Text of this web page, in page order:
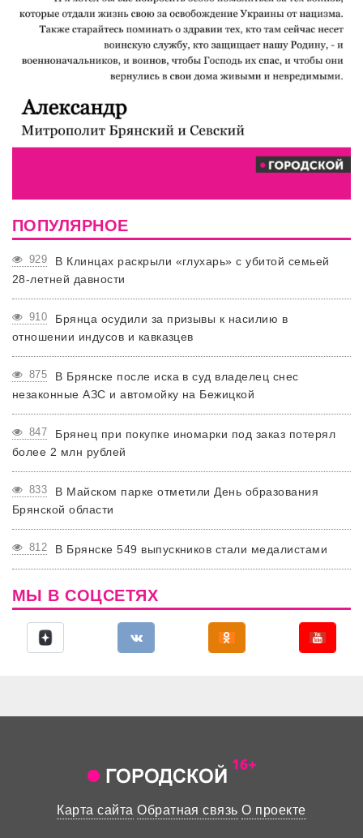
ПОПУЛЯРНОЕ
929
В Клинцах раскрыли «глухарь» с убитой семьей
28-летней давности
910
Брянца осудили за призывы к насилию в
отношении индусов и кавказцев
875
В Брянске после иска в суд владелец снес
незаконные АЗС и автомойку на Бежицкой
847
Брянец при покупке иномарки под заказ потерял
более 2 млн рублей
833
В Майском парке отметили День образования
Брянской области
812 В Брянске 549 выпускников стали медалистами
МЫ В СОЦСЕТЯХ
Карта сайта Обратная связь О проекте